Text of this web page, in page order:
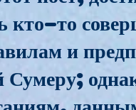
кто-то
и
Сумеру;